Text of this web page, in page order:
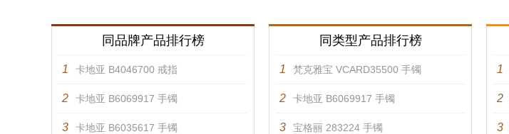
同品牌产品排行榜
1 卡地亚 B4046700 戒指
2 卡地亚 B6069917 手镯
3 卡地亚 B6035617 手镯
同类型产品排行榜
1 梵克雅宝 VCARD35500 手镯
2 卡地亚 B6069917 手镯
3 宝格丽 283224 手镯
1
2
3